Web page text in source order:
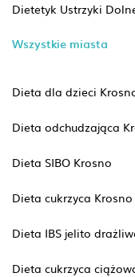
Dietetyk Ustrzyki
Wszystkie miasta
Dieta dla dzieci
Dieta odchudzająca
Dieta SIBO Krosno
Dieta cukrzyca Krosno
Dieta IBS jelito
Dieta cukrzyca